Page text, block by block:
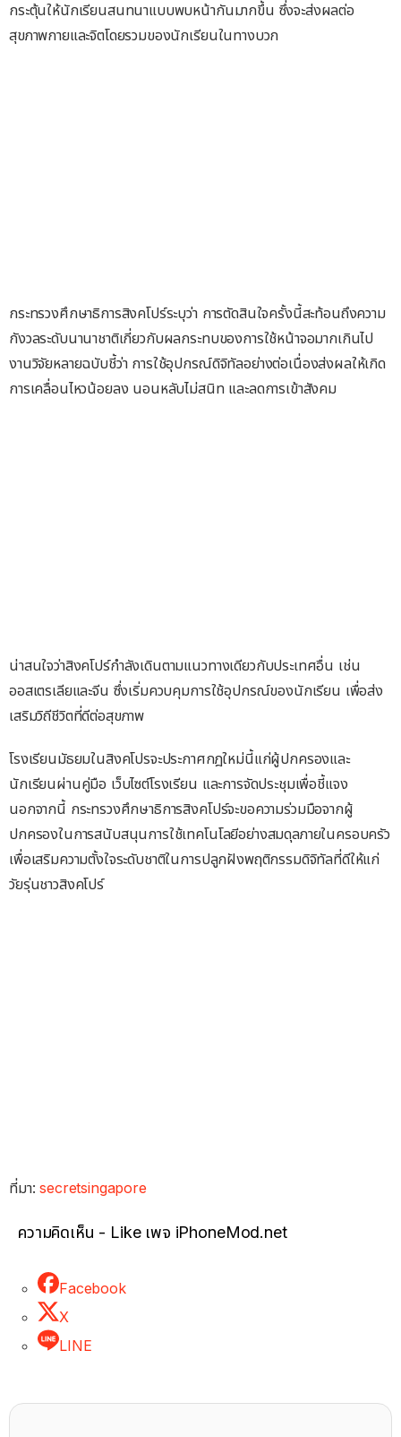
กระตุ้นให้นักเรียนสนทนาแบบพบหน้ากันมากขึ้น ซึ่งจะส่งผลต่อ
สุขภาพกายและจิตโดยรวมของนักเรียนในทางบวก
กระทรวงศึกษาธิการสิงคโปร์ระบุว่า การตัดสินใจครั้งนี้สะท้อนถึงความ
กังวลระดับนานาชาติเกี่ยวกับผลกระทบของการใช้หน้าจอมากเกินไป
งานวิจัยหลายฉบับชี้ว่า การใช้อุปกรณ์ดิจิทัลอย่างต่อเนื่องส่งผลให้เกิด
การเคลื่อนไหวน้อยลง นอนหลับไม่สนิท และลดการเข้าสังคม
น่าสนใจว่าสิงคโปร์กำลังเดินตามแนวทางเดียวกับประเทศอื่น เช่น
ออสเตรเลียและจีน ซึ่งเริ่มควบคุมการใช้อุปกรณ์ของนักเรียน เพื่อส่ง
เสริมวิถีชีวิตที่ดีต่อสุขภาพ
โรงเรียนมัธยมในสิงคโปรจะประกาศกฎใหม่นี้แก่ผู้ปกครองและ
นักเรียนผ่านคู่มือ เว็บไซต์โรงเรียน และการจัดประชุมเพื่อชี้แจง
นอกจากนี้ กระทรวงศึกษาธิการสิงคโปร์จะขอความร่วมมือจากผู้
ปกครองในการสนับสนุนการใช้เทคโนโลยีอย่างสมดุลภายในครอบครัว
เพื่อเสริมความตั้งใจระดับชาติในการปลูกฝังพฤติกรรมดิจิทัลที่ดีให้แก่
วัยรุ่นชาวสิงคโปร์
ที่มา:secretsingapore
ความคิดเห็น - Like เพจ iPhoneMod.net
Facebook
X
LINE